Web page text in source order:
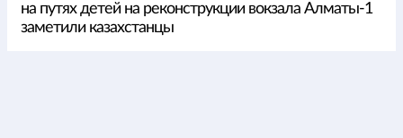
на путях детей на реконструкции вокзала Алматы-1
заметили казахстанцы